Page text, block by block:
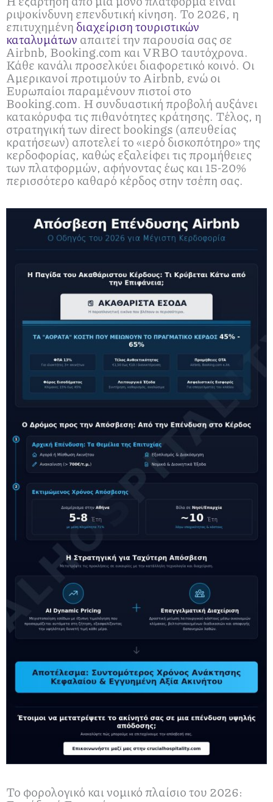
ριψοκίνδυνη επενδυτική κίνηση. Το 2026, η
επιτυχημένη διαχείριση τουριστικών
καταλυμάτων απαιτεί την παρουσία σας σε
Airbnb, Booking.com και VRBO ταυτόχρονα.
Κάθε κανάλι προσελκύει διαφορετικό κοινό. Οι
Αμερικανοί προτιμούν το Airbnb, ενώ οι
Ευρωπαίοι παραμένουν πιστοί στο
Booking.com. Η συνδυαστική προβολή αυξάνει
κατακόρυφα τις πιθανότητες κράτησης. Τέλος, η
στρατηγική των direct bookings (απευθείας
κρατήσεων) αποτελεί το «ιερό δισκοπότηρο» της
κερδοφορίας, καθώς εξαλείφει τις προμήθειες
των πλατφορμών, αφήνοντας έως και 15-20%
περισσότερο καθαρό κέρδος στην τσέπη σας.
Το φορολογικό και νομικό πλαίσιο του 2026: